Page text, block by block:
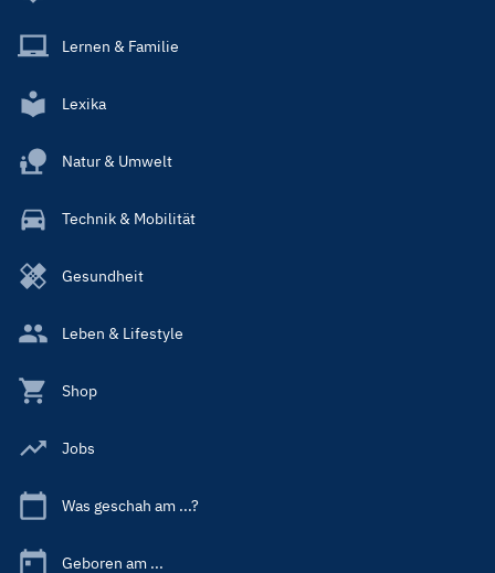
Lernen & Familie
Lexika
Natur & Umwelt
Technik & Mobilität
Gesundheit
Leben & Lifestyle
Shop
Jobs
Was geschah am ...?
Geboren am ...